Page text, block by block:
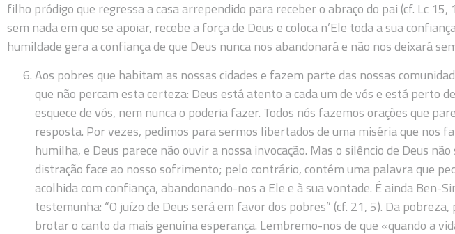
filho pródigo que regressa a casa arrependido para receber o abraço do pai (cf. Lc 15,
sem nada em que se apoiar, recebe a força de Deus e coloca n’Ele toda a sua
humildade gera a confiança de que Deus nunca nos abandonará e não nos deixará
Aos pobres que habitam as nossas cidades e fazem parte das nossas
que não percam esta certeza: Deus está atento a cada um de vós e está perto
esquece de vós, nem nunca o poderia fazer. Todos nós fazemos orações que
resposta. Por vezes, pedimos para sermos libertados de uma miséria que nos
humilha, e Deus parece não ouvir a nossa invocação. Mas o silêncio de Deus
distração face ao nosso sofrimento; pelo contrário, contém uma palavra que
acolhida com confiança, abandonando-nos a Ele e à sua vontade. É ainda Ben-
testemunha: “O juízo de Deus será em favor dos pobres” (cf. 21, 5). Da
brotar o canto da mais genuína esperança. Lembremo-nos de que «quando a